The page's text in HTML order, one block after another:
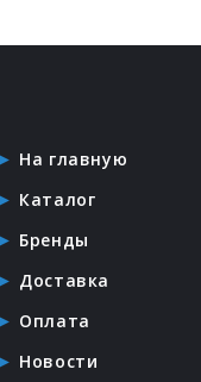
На главную
Каталог
Бренды
Доставка
Оплата
Новости